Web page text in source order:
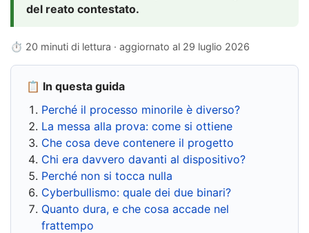
del reato contestato.
⏱ 20 minuti di lettura · aggiornato al 29 luglio 2026
📋 In questa guida
Perché il processo minorile è diverso?
La messa alla prova: come si ottiene
Che cosa deve contenere il progetto
Chi era davvero davanti al dispositivo?
Perché non si tocca nulla
Cyberbullismo: quale dei due binari?
Quanto dura, e che cosa accade nel
frattempo